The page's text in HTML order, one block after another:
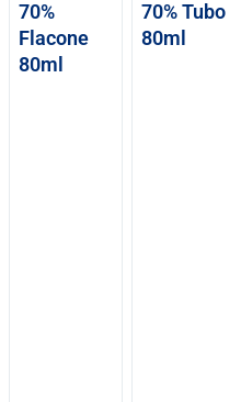
70%
Flacone
80ml
70% Tubo
80ml